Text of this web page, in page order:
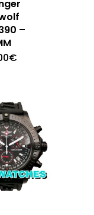
–
€